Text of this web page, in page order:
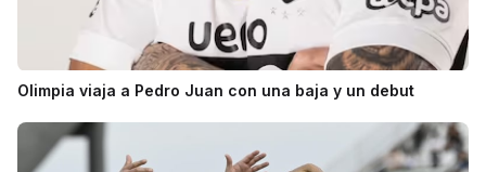
Olimpia viaja a Pedro Juan con una baja y un debut